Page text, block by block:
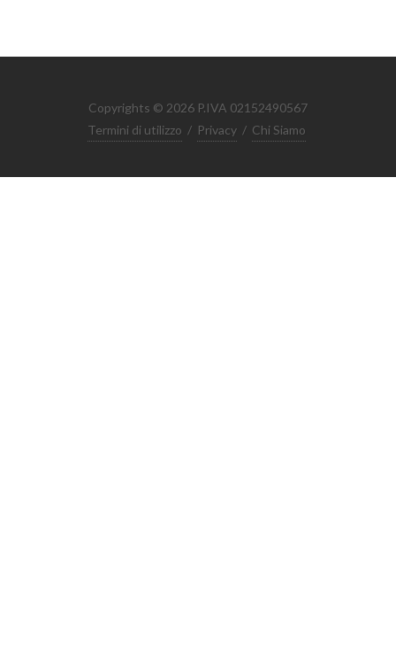
Copyrights © 2026 P.IVA 02152490567
Termini di utilizzo / Privacy / Chi Siamo